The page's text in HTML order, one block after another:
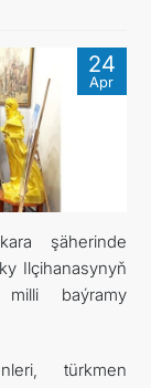
24
Apr
şäherinde
Ilçihanasynyň
milli baýramy
türkmen